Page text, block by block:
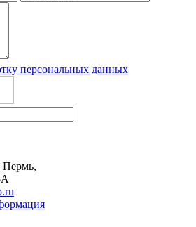
персональных данных
Пермь,